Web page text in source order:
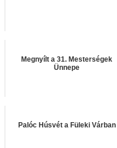
Megnyílt a 31. Mesterségek
Ünnepe
Palóc Húsvét a Füleki Várban